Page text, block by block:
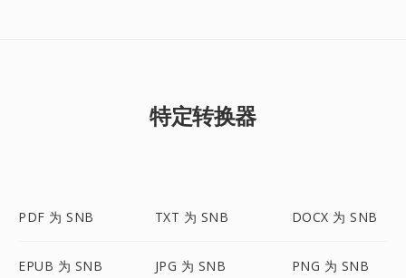
特定转换器
PDF 为 SNB TXT 为 SNB DOCX 为 SNB
EPUB 为 SNB JPG 为 SNB PNG 为 SNB